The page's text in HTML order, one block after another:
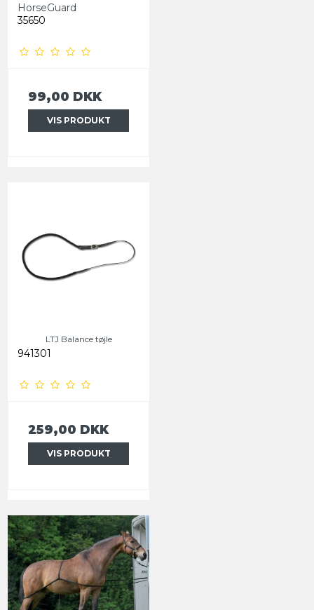
HorseGuard
35650
99,00 DKK
VIS PRODUKT
LTJ Balance tøjle
941301
259,00 DKK
VIS PRODUKT